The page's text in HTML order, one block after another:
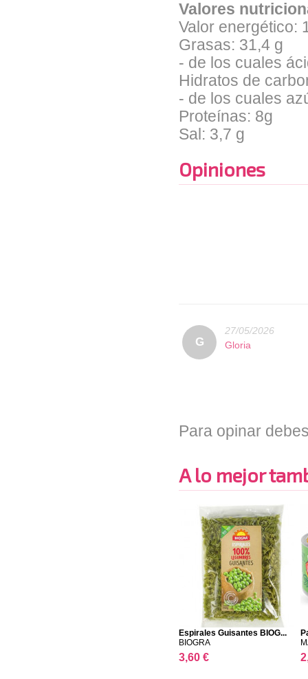
Valores
Valor energético:
Grasas: 31,4 g
- de los cuales
Hidratos de
- de los cuales
Proteínas: 8g
Sal: 3,7 g
Opiniones
G
27/05/2026
Gloria
Para opinar
A lo mejor
Espirales Guisantes BIOG...
BIOGRA
3,60 €